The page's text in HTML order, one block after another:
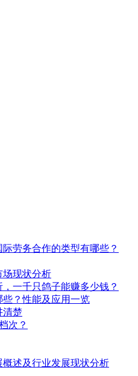
劳务合作的类型有哪些？
场现状分析
一千只鸽子能赚多少钱？
？性能及应用一览
清楚
次？
述及行业发展现状分析